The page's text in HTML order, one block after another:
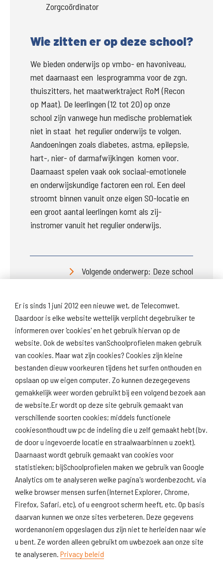
Er is sinds 1 juni 2012 een nieuwe wet, de Telecomwet.
Daardoor is elke website wettelijk verplicht degebruiker te
informeren over 'cookies' en het gebruik hiervan op de
website. Ook de websites vanSchoolprofielen maken gebruik
van cookies. Maar wat zijn cookies? Cookies zijn kleine
bestanden dieuw voorkeuren tijdens het surfen onthouden en
opslaan op uw eigen computer. Zo kunnen dezegegevens
gemakkelijk weer worden gebruikt bij een volgend bezoek aan
de website.Er wordt op deze site gebruik gemaakt van
verschillende soorten cookies; middels functionele
cookiesonthoudt uw pc de indeling die u zelf gemaakt hebt (bv.
de door u ingevoerde locatie en straalwaarbinnen u zoekt).
Daarnaast wordt gebruik gemaakt van cookies voor
statistieken; bijSchoolprofielen maken we gebruik van Google
Analytics om te analyseren welke pagina's wordenbezocht, via
welke browser mensen surfen (Internet Explorer, Chrome,
Firefox, Safari, etc), of u eengroot scherm heeft, etc. Op basis
daarvan kunnen we onze sites verbeteren. Deze gegevens
wordenanoniem opgeslagen dus zijn niet te herleiden naar wie
u bent. Ze worden alleen gebruikt om uwbezoek aan onze site
te analyseren. Privacy beleid
Zorgcoördinator
Wie zitten er op deze school?
We bieden onderwijs op vmbo- en havoniveau,
met daarnaast een  lesprogramma voor de zgn.
thuiszitters, het maatwerktraject RoM (Recon
op Maat). De leerlingen (12 tot 20) op onze
school zijn vanwege hun medische problematiek
niet in staat  het regulier onderwijs te volgen.
Aandoeningen zoals diabetes, astma, epilepsie,
hart-, nier- of darmafwijkingen  komen voor.
Daarnaast spelen vaak ook sociaal-emotionele
en onderwijskundige factoren een rol. Een deel
stroomt binnen vanuit onze eigen SO-locatie en
een groot aantal leerlingen komt als zij-
instromer vanuit het regulier onderwijs.
Volgende onderwerp: Deze school
Download
schoolprofiel
Naar
schoolresultaten
Naar scholenopdekaart.nl